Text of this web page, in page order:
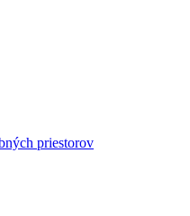
priestorov